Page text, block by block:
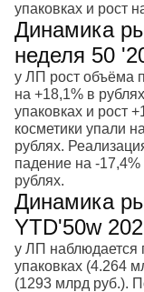
упаковках и рост
Динамика
неделя 50
у ЛП рост объёма
на +18,1% в
упаковках и рост
косметики упали
рублях.
падение на -17,4%
рублях.
Динамика
YTD'50w
у ЛП наблюдается
упаковках (4.264
(1293 млрд руб.).